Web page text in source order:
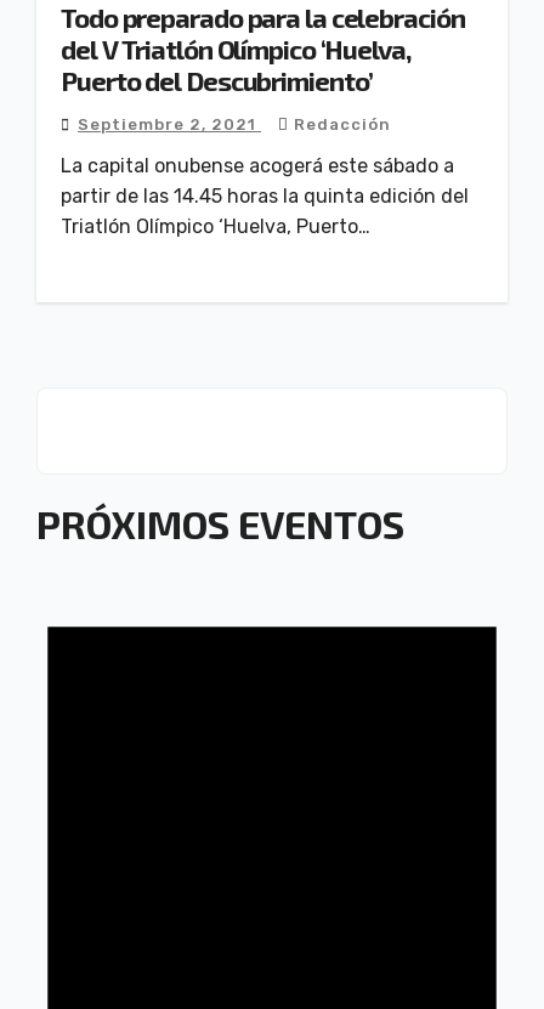
Todo preparado para la celebración
del V Triatlón Olímpico ‘Huelva,
Puerto del Descubrimiento’
Septiembre 2, 2021 Redacción
La capital onubense acogerá este sábado a
partir de las 14.45 horas la quinta edición del
Triatlón Olímpico ‘Huelva, Puerto…
PRÓXIMOS EVENTOS